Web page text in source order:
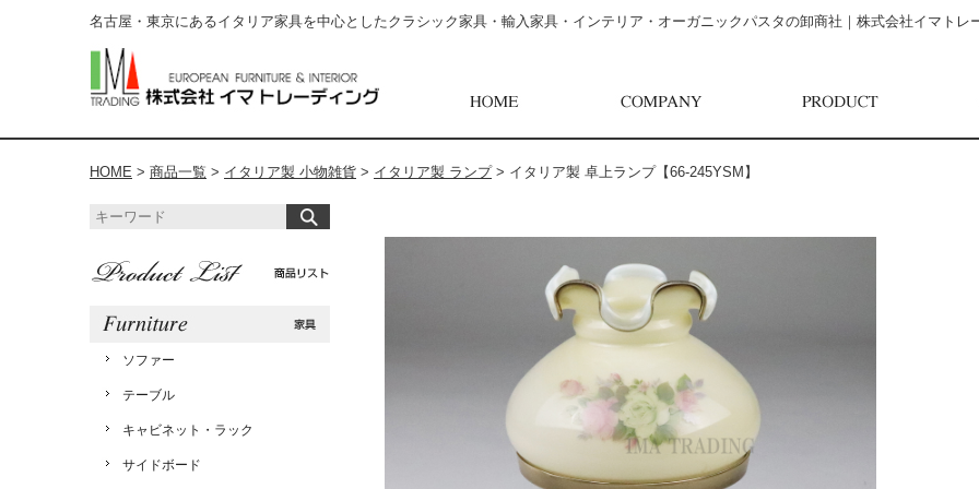
名古屋・東京にあるイタリア家具を中心としたクラシック家具・輸入家具・インテリア・オーガニックパスタの卸商社｜株式会社イマトレ
HOME > 商品一覧 > イタリア製 小物雑貨 > イタリア製 ランプ> イタリア製 卓上ランプ【66-245YSM】
ソファー
テーブル
キャビネット・ラック
サイドボード